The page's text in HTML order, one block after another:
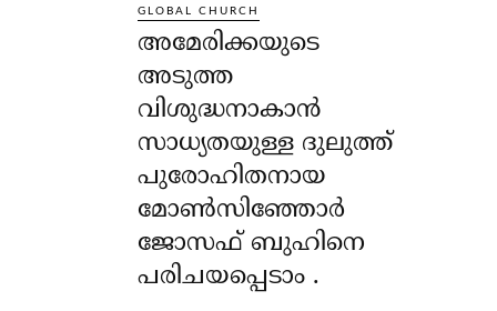
GLOBAL CHURCH
അമേരിക്കയുടെ
അടുത്ത
വിശുദ്ധനാകാൻ
സാധ്യതയുള്ള ദുലുത്ത്
പുരോഹിതനായ
മോൺസിഞ്ഞോർ
ജോസഫ് ബുഹിനെ
പരിചയപ്പെടാം .